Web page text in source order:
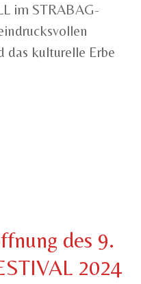
im STRABAG-
das kulturelle Erbe
des 9.
2024